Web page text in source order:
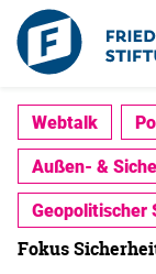
Webtalk
Außen- &
Geopolitischer
Fokus